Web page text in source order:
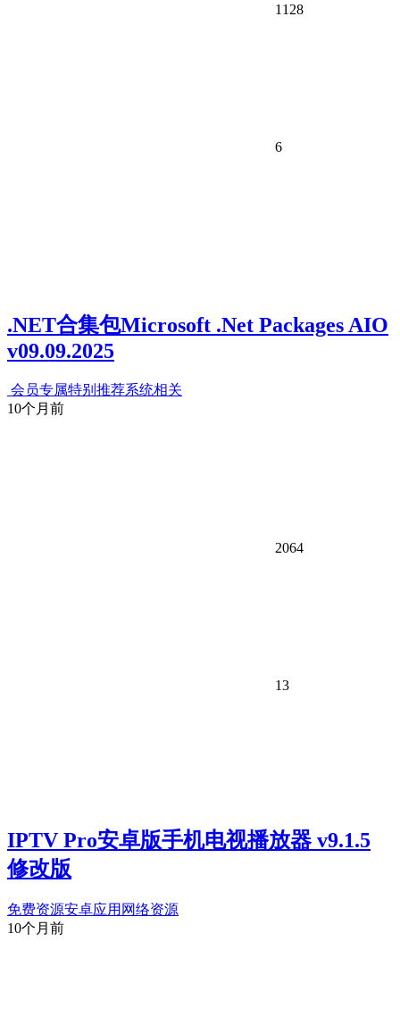
1128
6
.NET合集包Microsoft .Net Packages AIO
v09.09.2025
会员专属特别推荐系统相关
10个月前
2064
13
IPTV Pro安卓版手机电视播放器 v9.1.5
修改版
免费资源安卓应用 网络资源
10个月前